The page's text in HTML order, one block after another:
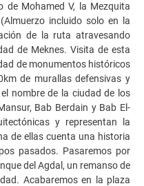
de Mohamed V, la Mezquita
incluido solo en la
de la ruta atravesando
de Meknes. Visita de esta
de monumentos históricos
de murallas defensivas y
nombre de la ciudad de los
Bab Berdain y Bab El-
y representan la
de ellas cuenta una historia
pasados. Pasaremos por
del Agdal, un remanso de
Acabaremos en la plaza